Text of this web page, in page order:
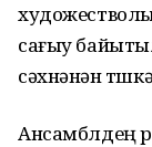
сағыу
сәхнәнән
Ансамблдең